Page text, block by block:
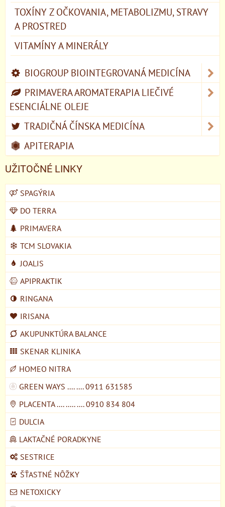
TOXÍNY Z OČKOVANIA, METABOLIZMU, STRAVY
A PROSTRED
VITAMÍNY A MINERÁLY
BIOGROUP BIOINTEGROVANÁ MEDICÍNA
PRIMAVERA AROMATERAPIA LIEČIVÉ
ESENCIÁLNE OLEJE
TRADIČNÁ ČÍNSKA MEDICÍNA
APITERAPIA
UŽITOČNÉ LINKY
SPAGÝRIA
DO TERRA
PRIMAVERA
TCM SLOVAKIA
JOALIS
APIPRAKTIK
RINGANA
IRISANA
AKUPUNKTÚRA BALANCE
SKENAR KLINIKA
HOMEO NITRA
GREEN WAYS .... .... 0911 631585
PLACENTA .... ..... .... 0910 834 804
DULCIA
LAKTAČNÉ PORADKYNE
SESTRICE
ŠŤASTNÉ NÔŽKY
NETOXICKY